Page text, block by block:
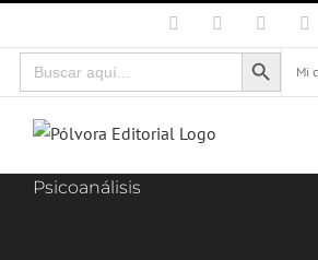
al
contenido
Facebook
Buscar:
Botón de búsqueda
Mi
Psicoanálisis